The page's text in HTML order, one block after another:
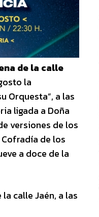
de la calle
la
Orquesta”, a las
ligada a Doña
versiones de los
de los
a doce de la
calle Jaén, a las